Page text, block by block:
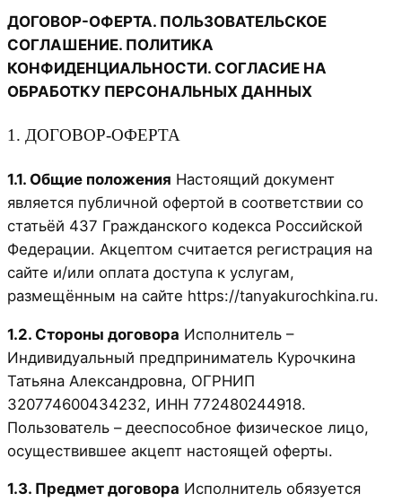
ДОГОВОР-ОФЕРТА. ПОЛЬЗОВАТЕЛЬСКОЕ
СОГЛАШЕНИЕ. ПОЛИТИКА
КОНФИДЕНЦИАЛЬНОСТИ. СОГЛАСИЕ НА
ОБРАБОТКУ ПЕРСОНАЛЬНЫХ ДАННЫХ
1. ДОГОВОР-ОФЕРТА
1.1. Общие положения Настоящий документ
является публичной офертой в соответствии со
статьёй 437 Гражданского кодекса Российской
Федерации. Акцептом считается регистрация на
сайте и/или оплата доступа к услугам,
размещённым на сайте https://tanyakurochkina.ru.
1.2. Стороны договора Исполнитель –
Индивидуальный предприниматель Курочкина
Татьяна Александровна, ОГРНИП
320774600434232, ИНН 772480244918.
Пользователь – дееспособное физическое лицо,
осуществившее акцепт настоящей оферты.
1.3. Предмет договора Исполнитель обязуется